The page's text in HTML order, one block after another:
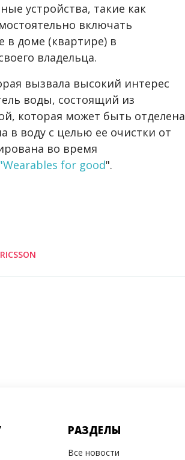
устройства, такие как
включать
в доме (квартире) в
владельца.
вызвала высокий интерес
воды, состоящий из
которая может быть отделена
в воду с целью ее очистки от
во время
"Wearables for good".
РАЗДЕЛЫ
Все новости